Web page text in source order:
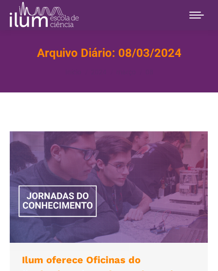
Arquivo Diário: 08/03/2024
Ilum oferece Oficinas do